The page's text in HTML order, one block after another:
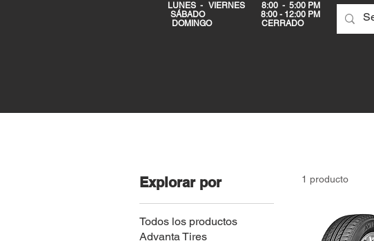
LUNES - VIERNES 8:00 - 5:00 PM
SÁBADO 8:00 - 12:00 PM
DOMINGO CERRADO
Explorar por
Todos los productos
Advanta Tires
1 producto